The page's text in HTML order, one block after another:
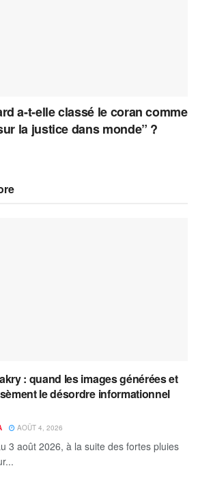
a-t-elle classé le coran comme
la justice dans monde” ?
: quand les images générées et
le désordre informationnel
AOÛT 4, 2026
3 août 2026, à la suite des fortes pluies